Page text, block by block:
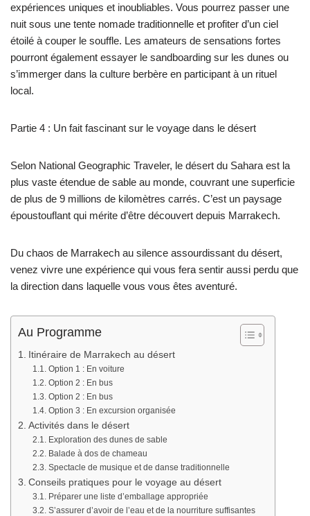
expériences uniques et inoubliables. Vous pourrez passer une
nuit sous une tente nomade traditionnelle et profiter d’un ciel
étoilé à couper le souffle. Les amateurs de sensations fortes
pourront également essayer le sandboarding sur les dunes ou
s’immerger dans la culture berbère en participant à un rituel
local.
Partie 4 : Un fait fascinant sur le voyage dans le désert
Selon National Geographic Traveler, le désert du Sahara est la
plus vaste étendue de sable au monde, couvrant une superficie
de plus de 9 millions de kilomètres carrés. C’est un paysage
époustouflant qui mérite d’être découvert depuis Marrakech.
Du chaos de Marrakech au silence assourdissant du désert,
venez vivre une expérience qui vous fera sentir aussi perdu que
la direction dans laquelle vous vous êtes aventuré.
Au Programme
Itinéraire de Marrakech au désert
Option 1 : En voiture
Option 2 : En bus
Option 2 : En bus
Option 3 : En excursion organisée
Activités dans le désert
Exploration des dunes de sable
Balade à dos de chameau
Spectacle de musique et de danse traditionnelle
Conseils pratiques pour le voyage au désert
Préparer une liste d’emballage appropriée
S’assurer d’avoir de l’eau et de la nourriture suffisantes